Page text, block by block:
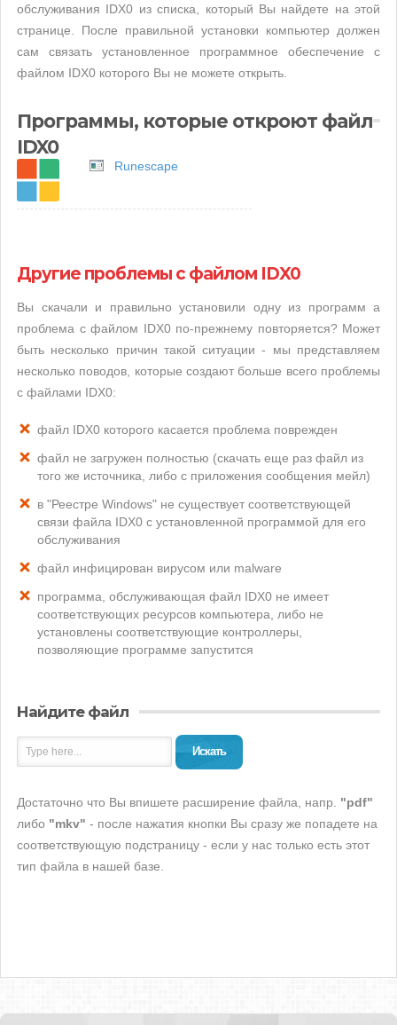
обслуживания IDX0 из списка, который Вы найдете на этой
странице. После правильной установки компьютер должен
сам связать установленное программное обеспечение с
файлом IDX0 которого Вы не можете открыть.
Программы, которые откроют файл
IDX0
Runescape
Другие проблемы с файлом IDX0
Вы скачали и правильно установили одну из программ а
проблема с файлом IDX0 по-прежнему повторяется? Может
быть несколько причин такой ситуации - мы представляем
несколько поводов, которые создают больше всего проблемы
с файлами IDX0:
файл IDX0 которого касается проблема поврежден
файл не загружен полностью (скачать еще раз файл из
того же источника, либо с приложения сообщения мейл)
в "Реестре Windows" не существует соответствующей
связи файла IDX0 с установленной программой для его
обслуживания
файл инфицирован вирусом или malware
программа, обслуживающая файл IDX0 не имеет
соответствующих ресурсов компьютера, либо не
установлены соответствующие контроллеры,
позволяющие программе запустится
Найдите файл
Искать
Достаточно что Вы впишете расширение файла, напр. "pdf"
либо "mkv" - после нажатия кнопки Вы сразу же попадете на
соответствующую подстраницу - если у нас только есть этот
тип файла в нашей базе.